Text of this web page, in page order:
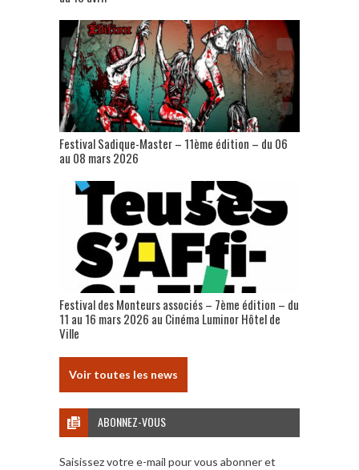
Festival Sadique-Master – 11ème édition – du 06
au 08 mars 2026
Festival des Monteurs associés – 7ème édition – du
11 au 16 mars 2026 au Cinéma Luminor Hôtel de
Ville
Voir toutes les news
ABONNEZ-VOUS
Saisissez votre e-mail pour vous abonner et